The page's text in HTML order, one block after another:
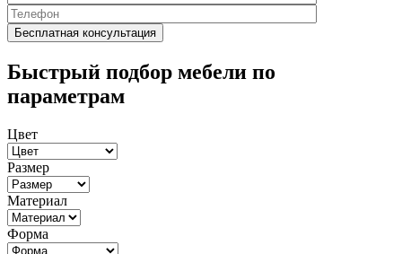
Быстрый подбор мебели по
параметрам
Цвет
Размер
Материал
Форма